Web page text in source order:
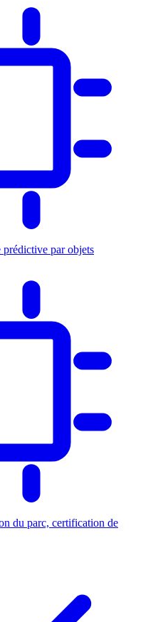
prédictive par objets
du parc, certification de